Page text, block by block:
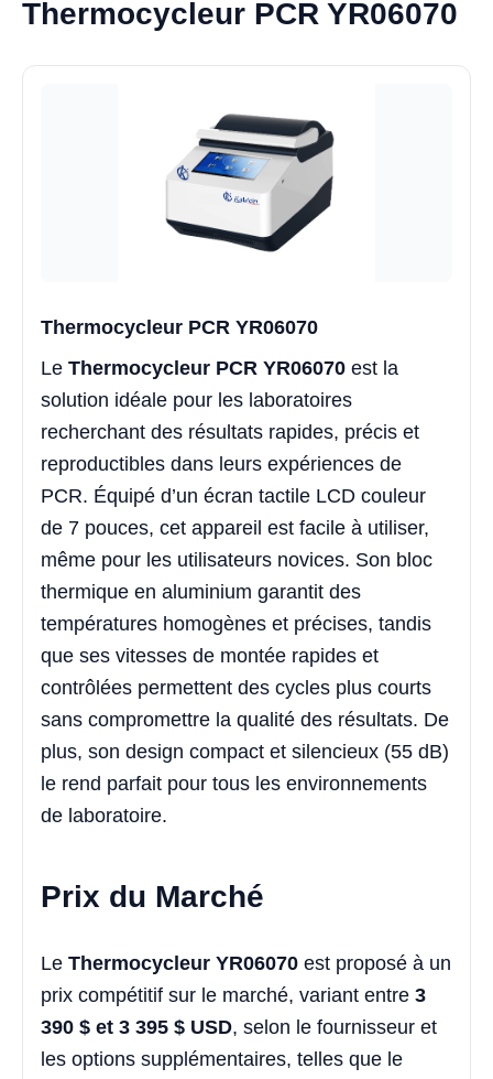
Thermocycleur PCR YR06070
Thermocycleur PCR YR06070
Le Thermocycleur PCR YR06070 est la
solution idéale pour les laboratoires
recherchant des résultats rapides, précis et
reproductibles dans leurs expériences de
PCR. Équipé d’un écran tactile LCD couleur
de 7 pouces, cet appareil est facile à utiliser,
même pour les utilisateurs novices. Son bloc
thermique en aluminium garantit des
températures homogènes et précises, tandis
que ses vitesses de montée rapides et
contrôlées permettent des cycles plus courts
sans compromettre la qualité des résultats. De
plus, son design compact et silencieux (55 dB)
le rend parfait pour tous les environnements
de laboratoire.
Prix du Marché
Le Thermocycleur YR06070 est proposé à un
prix compétitif sur le marché, variant entre 3
390 $ et 3 395 $ USD, selon le fournisseur et
les options supplémentaires, telles que le